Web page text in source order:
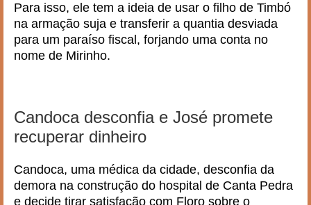
Para isso, ele tem a ideia de usar o filho de Timbó
na armação suja e transferir a quantia desviada
para um paraíso fiscal, forjando uma conta no
nome de Mirinho.
Candoca desconfia e José promete
recuperar dinheiro
Candoca, uma médica da cidade, desconfia da
demora na construção do hospital de Canta Pedra
e decide tirar satisfação com Floro sobre o